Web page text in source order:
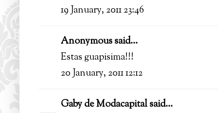
19 January, 2011 23:46
Anonymous said...
Estas guapisima!!!
20 January, 2011 12:12
Gaby de Modacapitalsaid...